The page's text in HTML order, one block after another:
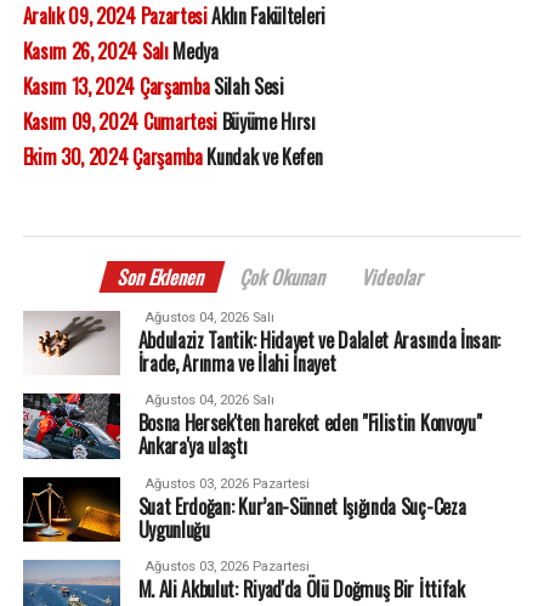
Aralık 09, 2024 PazartesiAklın Fakülteleri
Kasım 26, 2024 SalıMedya
Kasım 13, 2024 ÇarşambaSilah Sesi
Kasım 09, 2024 CumartesiBüyüme Hırsı
Ekim 30, 2024 ÇarşambaKundak ve Kefen
Son Eklenen Çok Okunan Videolar
Ağustos 04, 2026 Salı
Abdulaziz Tantik: Hidayet ve Dalalet Arasında İnsan:
İrade, Arınma ve İlahi İnayet
Ağustos 04, 2026 Salı
Bosna Hersek'ten hareket eden "Filistin Konvoyu"
Ankara'ya ulaştı
Ağustos 03, 2026 Pazartesi
Suat Erdoğan: Kur’an-Sünnet Işığında Suç-Ceza
Uygunluğu
Ağustos 03, 2026 Pazartesi
M. Ali Akbulut: Riyad'da Ölü Doğmuş Bir İttifak